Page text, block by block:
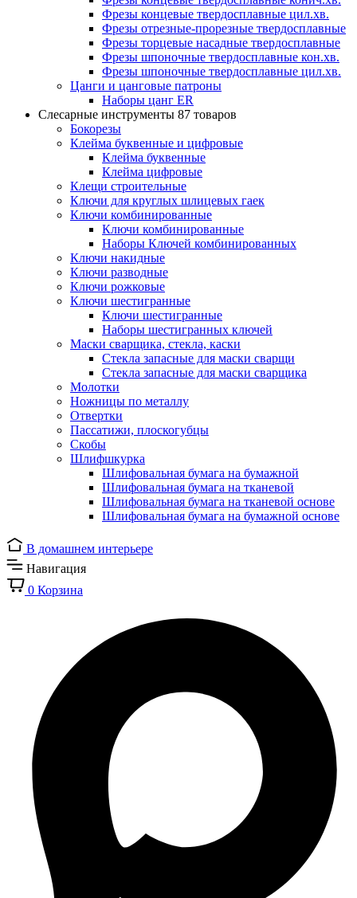
Фрезы концевые твердосплавные цил.хв.
Фрезы отрезные-прорезные твердосплавные
Фрезы торцевые насадные твердосплавные
Фрезы шпоночные твердосплавные кон.хв.
Фрезы шпоночные твердосплавные цил.хв.
Цанги и цанговые патроны
Наборы цанг ER
Слесарные инструменты 87 товаров
Бокорезы
Клейма буквенные и цифровые
Клейма буквенные
Клейма цифровые
Клещи строительные
Ключи для круглых шлицевых гаек
Ключи комбинированные
Ключи комбинированные
Наборы Ключей комбинированных
Ключи накидные
Ключи разводные
Ключи рожковые
Ключи шестигранные
Ключи шестигранные
Наборы шестигранных ключей
Маски сварщика, стекла, каски
Стекла запасные для маски сварщи
Стекла запасные для маски сварщика
Молотки
Ножницы по металлу
Отвертки
Пассатижи, плоскогубцы
Скобы
Шлифшкурка
Шлифовальная бумага на бумажной
Шлифовальная бумага на тканевой
Шлифовальная бумага на тканевой основе
Шлифовальная бумага на бумажной основе
В домашнем интерьере
Навигация
0 Корзина